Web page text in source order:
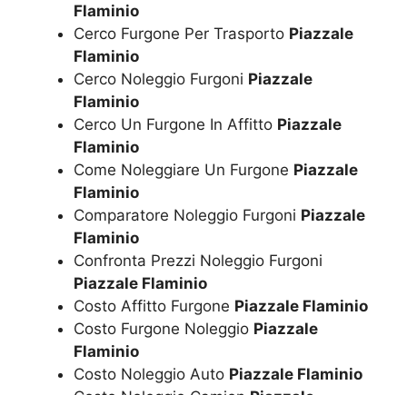
Flaminio
Cerco Furgone Per Trasporto Piazzale
Flaminio
Cerco Noleggio Furgoni Piazzale
Flaminio
Cerco Un Furgone In Affitto Piazzale
Flaminio
Come Noleggiare Un Furgone Piazzale
Flaminio
Comparatore Noleggio Furgoni Piazzale
Flaminio
Confronta Prezzi Noleggio Furgoni
Piazzale Flaminio
Costo Affitto Furgone Piazzale Flaminio
Costo Furgone Noleggio Piazzale
Flaminio
Costo Noleggio Auto Piazzale Flaminio